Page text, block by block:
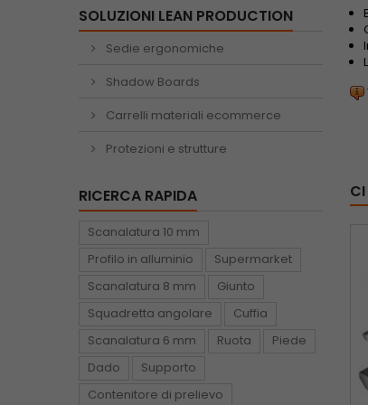
SOLUZIONI LEAN PRODUCTION
Sedie ergonomiche
Shadow Boards
Carrelli materiali ecommerce
Protezioni e strutture
RICERCA RAPIDA
Scanalatura 10 mm
Profilo in alluminio
Supermarket
Scanalatura 8 mm
Giunto
Squadretta angolare
Cuffia
Scanalatura 6 mm
Ruota
Piede
Dado
Supporto
Contenitore di prelievo